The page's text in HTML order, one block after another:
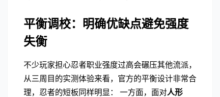
平衡调校：明确优缺点避免强度
失衡
不少玩家担心忍者职业强度过高会碾压其他流派，
从三周目的实测体验来看，官方的平衡设计非常合
理，忍者的短板同样明显： 一方面，面对人形